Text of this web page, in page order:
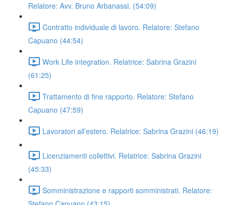
Relatore: Avv. Bruno Arbanassi. (54:09)
Contratto individuale di lavoro. Relatore: Stefano
Capuano (44:54)
Work Life integration. Relatrice: Sabrina Grazini
(61:25)
Trattamento di fine rapporto. Relatore: Stefano
Capuano (47:59)
Lavoratori all’estero. Relatrice: Sabrina Grazini (46:19)
Licenziamenti collettivi. Relatrice: Sabrina Grazini
(45:33)
Somministrazione e rapporti somministrati. Relatore: